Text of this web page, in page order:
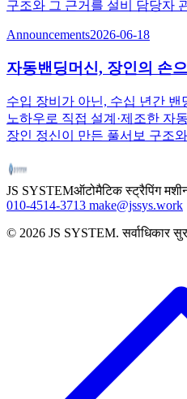
구조와 그 근거를 설비 담당자
Announcements2026-06-18
자동밴딩머신, 장인의 손
수입 장비가 아닌, 수십 년간 밴
노하우로 직접 설계·제조한 자
장인 정신이 만든 풀서보 구조
JS SYSTEMऑटोमैटिक स्ट्रैपिंग मशीन
010-4514-3713 make@jssys.work
© 2026 JS SYSTEM.सर्वाधिकार